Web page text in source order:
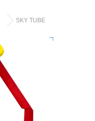
SKY TUBE